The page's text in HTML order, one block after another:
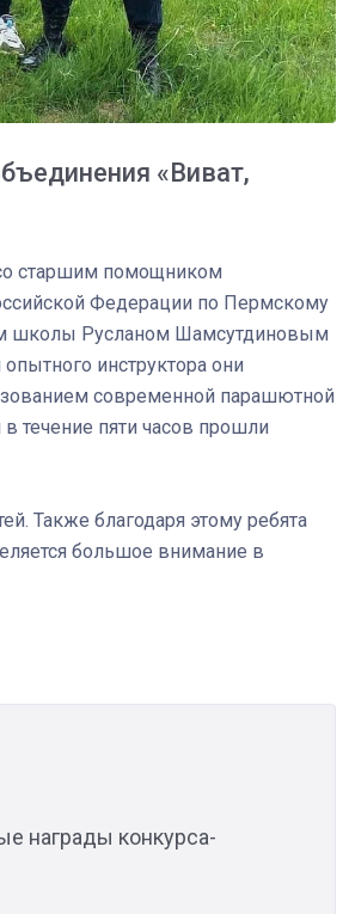
«Виват,
старшим помощником
Федерации по Пермскому
школы Русланом Шамсутдиновым
инструктора они
современной парашютной
течение пяти часов прошли
Также благодаря этому ребята
большое внимание в
награды конкурса-
03 4 октября 2025
Штурмовик огня. Казак